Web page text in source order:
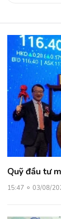
Quỹ đầu tư
15:47 03/08/